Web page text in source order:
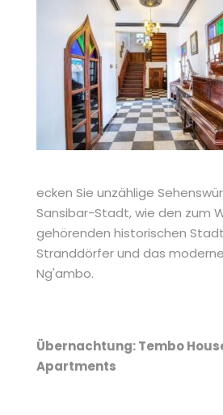
ecken Sie unzählige
Sansibar-Stadt, wie den zum
gehörenden historischen
Stranddörfer und das
Ng'ambo.
Übernachtung: Tembo
Apartments